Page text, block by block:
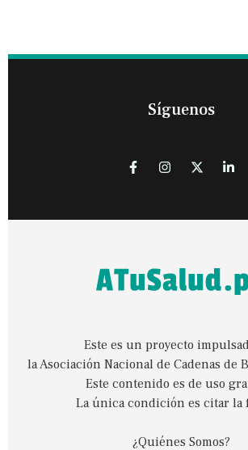
Síguenos
Este es un proyecto
la Asociación Nacional de Cadenas de
Este contenido es de uso
La única condición es citar la
¿Quiénes Somos?